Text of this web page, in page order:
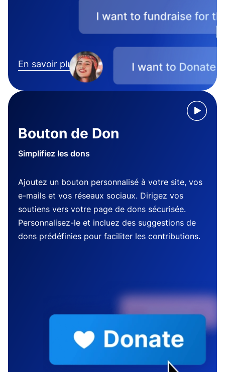
En savoir plus
Bouton de Don
Simplifiez les dons
Ajoutez un bouton personnalisé à votre site, vos
e-mails et vos réseaux sociaux. Dirigez vos
soutiens vers votre page de dons sécurisée.
Personnalisez-le et incluez des suggestions de
dons prédéfinies pour faciliter les contributions.